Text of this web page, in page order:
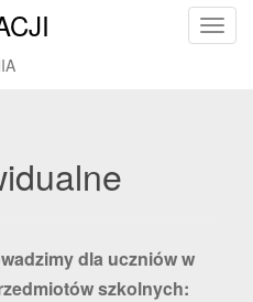
T
dla uczniów w
szkolnych: